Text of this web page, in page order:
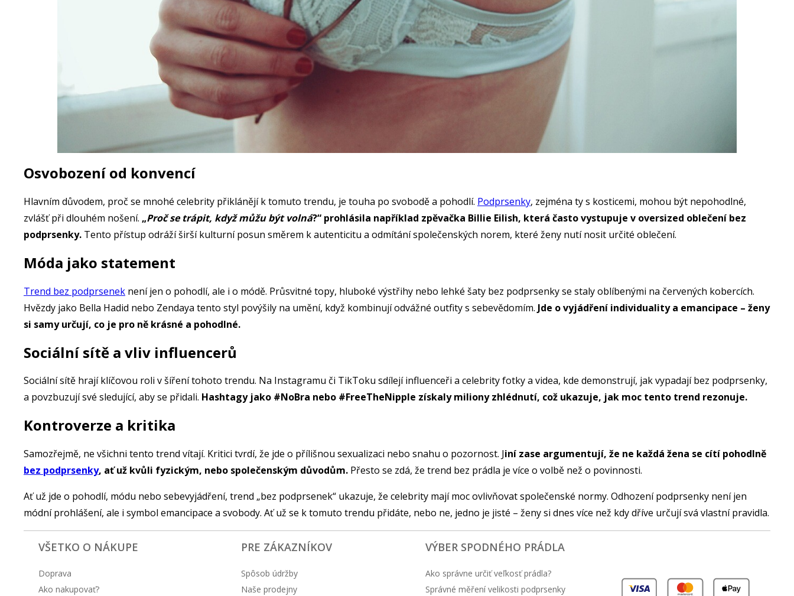
Osvobození od konvencí
Hlavním důvodem, proč se mnohé celebrity přiklánějí k tomuto trendu, je touha po svobodě a pohodlí. Podprsenky, zejména ty s kosticemi, mohou být nepohodlné,
zvlášť při dlouhém nošení. „Proč se trápit, když můžu být volná?“ prohlásila například zpěvačka Billie Eilish, která často vystupuje v oversized oblečení bez
podprsenky. Tento přístup odráží širší kulturní posun směrem k autenticitu a odmítání společenských norem, které ženy nutí nosit určité oblečení.
Móda jako statement
Trend bez podprsenek není jen o pohodlí, ale i o módě. Průsvitné topy, hluboké výstřihy nebo lehké šaty bez podprsenky se staly oblíbenými na červených kobercích.
Hvězdy jako Bella Hadid nebo Zendaya tento styl povýšily na umění, když kombinují odvážné outfity s sebevědomím. Jde o vyjádření individuality a emancipace – ženy
si samy určují, co je pro ně krásné a pohodlné.
Sociální sítě a vliv influencerů
Sociální sítě hrají klíčovou roli v šíření tohoto trendu. Na Instagramu či TikToku sdílejí influenceři a celebrity fotky a videa, kde demonstrují, jak vypadají bez podprsenky,
a povzbuzují své sledující, aby se přidali. Hashtagy jako #NoBra nebo #FreeTheNipple získaly miliony zhlédnutí, což ukazuje, jak moc tento trend rezonuje.
Kontroverze a kritika
Samozřejmě, ne všichni tento trend vítají. Kritici tvrdí, že jde o přílišnou sexualizaci nebo snahu o pozornost. Jiní zase argumentují, že ne každá žena se cítí pohodlně
bez podprsenky, ať už kvůli fyzickým, nebo společenským důvodům. Přesto se zdá, že trend bez prádla je více o volbě než o povinnosti.
Ať už jde o pohodlí, módu nebo sebevyjádření, trend „bez podprsenek“ ukazuje, že celebrity mají moc ovlivňovat společenské normy. Odhození podprsenky není jen
módní prohlášení, ale i symbol emancipace a svobody. Ať už se k tomuto trendu přidáte, nebo ne, jedno je jisté – ženy si dnes více než kdy dříve určují svá vlastní pravidla.
VŠETKO O NÁKUPE
Doprava
Ako nakupovať?
PRE ZÁKAZNÍKOV
Spôsob údržby
Naše prodejny
VÝBER SPODNÉHO PRÁDLA
Ako správne určiť veľkosť prádla?
Správné měření velikosti podprsenky